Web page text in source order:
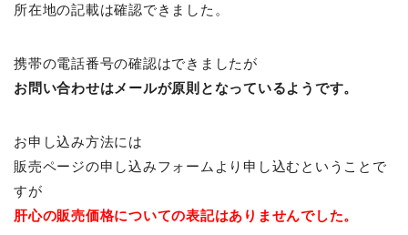
所在地の記載は確認できました。
携帯の電話番号の確認はできましたが
お問い合わせはメールが原則となっているようです。
お申し込み方法には
販売ページの申し込みフォームより申し込むということで
すが
肝心の販売価格についての表記はありませんでした。